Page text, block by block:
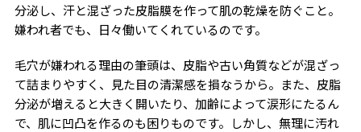
分泌し、汗と混ざった皮脂膜を作って肌の乾燥を防ぐこと。
嫌われ者でも、日々働いてくれているのです。
毛穴が嫌われる理由の筆頭は、皮脂や古い角質などが混ざっ
て詰まりやすく、見た目の清潔感を損なうから。また、皮脂
分泌が増えると大きく開いたり、加齢によって涙形にたるん
で、肌に凹凸を作るのも困りものです。しかし、無理に汚れ